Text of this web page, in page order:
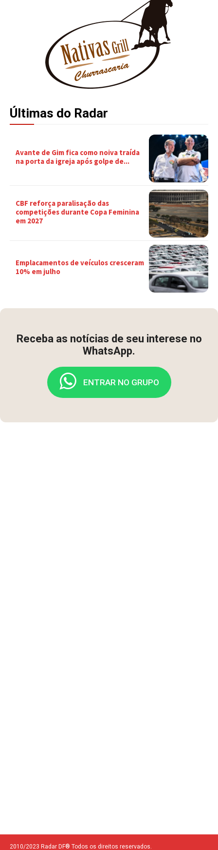
Últimas do Radar
Avante de Gim fica como noiva traída
na porta da igreja após golpe de...
CBF reforça paralisação das
competições durante Copa Feminina
em 2027
Emplacamentos de veículos cresceram
10% em julho
Receba as notícias de seu interese no
WhatsApp.
ENTRAR NO GRUPO
2010/2023 Radar DF® Todos os direitos reservados.